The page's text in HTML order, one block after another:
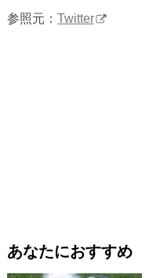
参照元： Twitter
あなたにおすすめ